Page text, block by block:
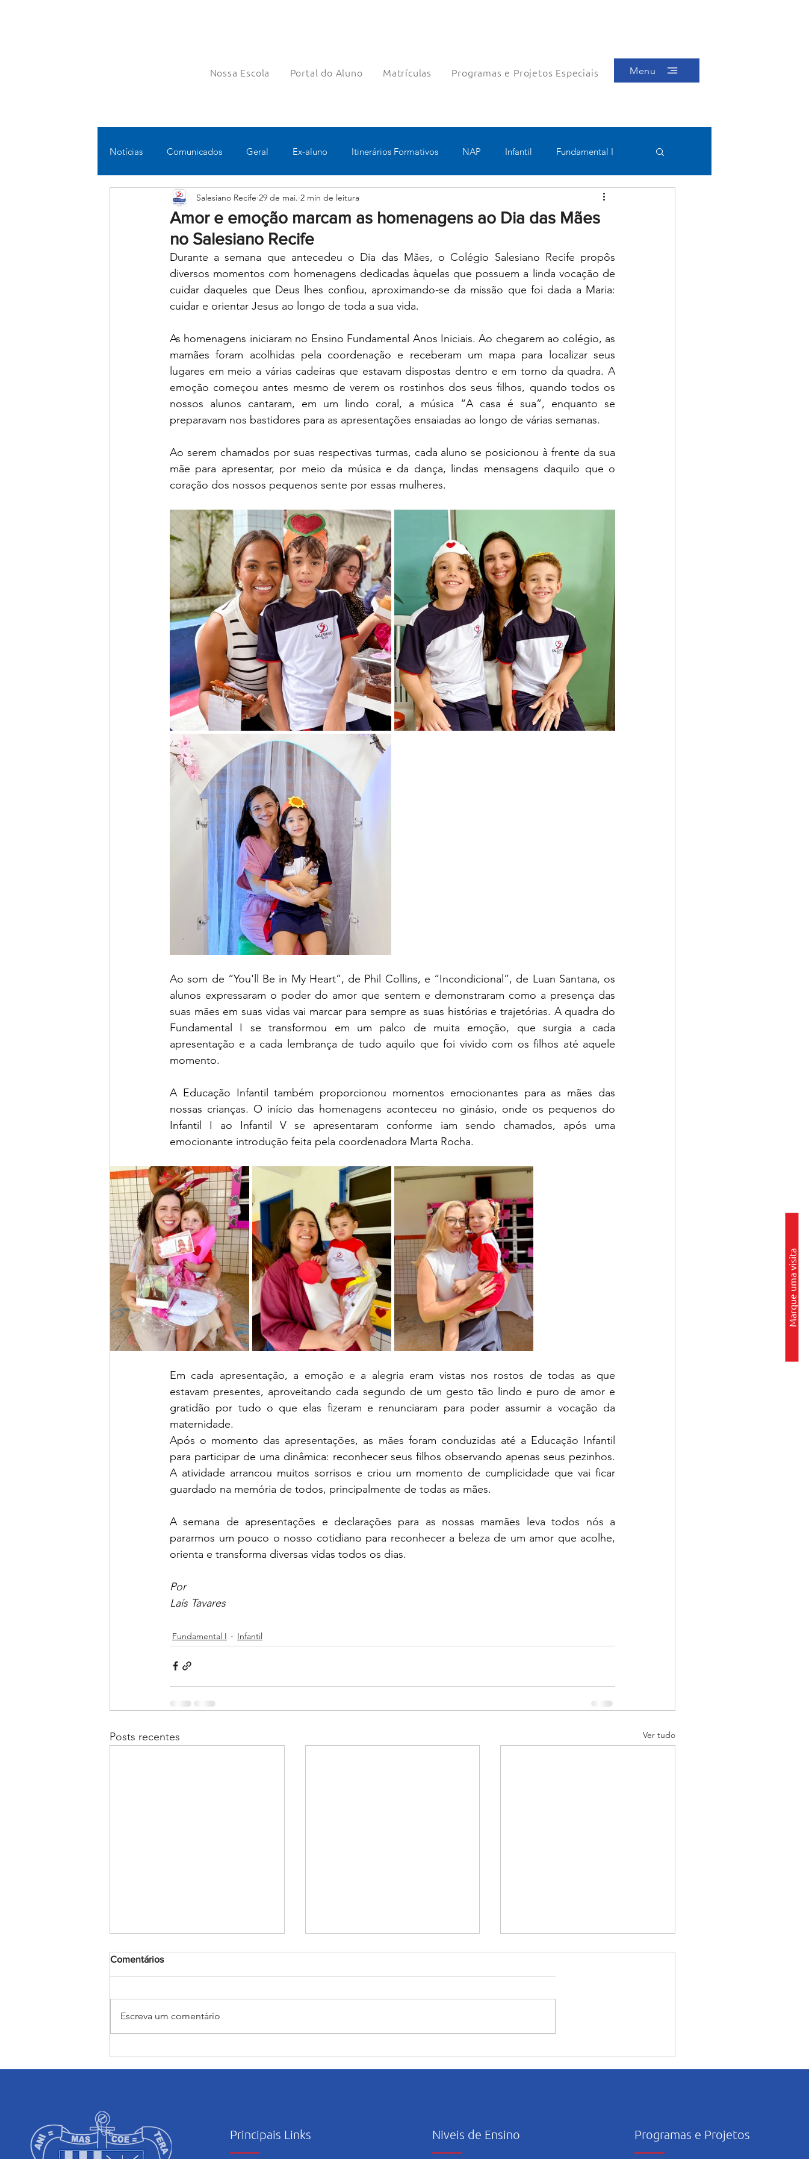
Nossa Escola Portal do Aluno Matrículas Programas e Projetos Especiais Menu
Marque uma visita
Notícias Comunicados Geral Ex-aluno Itinerários Formativos NAP Infantil Fundamental I
Fundamental II Ensino Médio Pastoral Esportes
Educomunicação Bilíngue Robótica
Amor e emoção marcam as homenagens ao Dia das Mães
no Salesiano Recife
Salesiano Recife 29 de mai. 2 min de leitura
Durante a semana que antecedeu o Dia das Mães, o Colégio Salesiano Recife propôs
diversos momentos com homenagens dedicadas àquelas que possuem a linda vocação de
cuidar daqueles que Deus lhes confiou, aproximando-se da missão que foi dada a Maria:
cuidar e orientar Jesus ao longo de toda a sua vida.
As homenagens iniciaram no Ensino Fundamental Anos Iniciais. Ao chegarem ao colégio, as
mamães foram acolhidas pela coordenação e receberam um mapa para localizar seus
lugares em meio a várias cadeiras que estavam dispostas dentro e em torno da quadra. A
emoção começou antes mesmo de verem os rostinhos dos seus filhos, quando todos os
nossos alunos cantaram, em um lindo coral, a música “A casa é sua”, enquanto se
preparavam nos bastidores para as apresentações ensaiadas ao longo de várias semanas.
Ao serem chamados por suas respectivas turmas, cada aluno se posicionou à frente da sua
mãe para apresentar, por meio da música e da dança, lindas mensagens daquilo que o
coração dos nossos pequenos sente por essas mulheres.
Ao som de “You'll Be in My Heart”, de Phil Collins, e “Incondicional”, de Luan Santana, os
alunos expressaram o poder do amor que sentem e demonstraram como a presença das
suas mães em suas vidas vai marcar para sempre as suas histórias e trajetórias. A quadra do
Fundamental I se transformou em um palco de muita emoção, que surgia a cada
apresentação e a cada lembrança de tudo aquilo que foi vivido com os filhos até aquele
momento.
A Educação Infantil também proporcionou momentos emocionantes para as mães das
nossas crianças. O início das homenagens aconteceu no ginásio, onde os pequenos do
Infantil I ao Infantil V se apresentaram conforme iam sendo chamados, após uma
emocionante introdução feita pela coordenadora Marta Rocha.
Em cada apresentação, a emoção e a alegria eram vistas nos rostos de todas as que
estavam presentes, aproveitando cada segundo de um gesto tão lindo e puro de amor e
gratidão por tudo o que elas fizeram e renunciaram para poder assumir a vocação da
maternidade.
Após o momento das apresentações, as mães foram conduzidas até a Educação Infantil
para participar de uma dinâmica: reconhecer seus filhos observando apenas seus pezinhos.
A atividade arrancou muitos sorrisos e criou um momento de cumplicidade que vai ficar
guardado na memória de todos, principalmente de todas as mães.
A semana de apresentações e declarações para as nossas mamães leva todos nós a
pararmos um pouco o nosso cotidiano para reconhecer a beleza de um amor que acolhe,
orienta e transforma diversas vidas todos os dias.
Por
Laís Tavares
Fundamental I Infantil
Posts recentes Ver tudo
Comentários
Escreva um comentário
Principais Links Niveis de Ensino Programas e Projetos